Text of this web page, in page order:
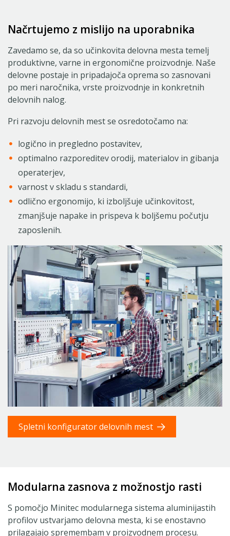
Načrtujemo z mislijo na uporabnika
Zavedamo se, da so učinkovita delovna mesta temelj
produktivne, varne in ergonomične proizvodnje. Naše
delovne postaje in pripadajoča oprema so zasnovani
po meri naročnika, vrste proizvodnje in konkretnih
delovnih nalog.
Pri razvoju delovnih mest se osredotočamo na:
logično in pregledno postavitev,
optimalno razporeditev orodij, materialov in gibanja
operaterjev,
varnost v skladu s standardi,
odlično ergonomijo, ki izboljšuje učinkovitost,
zmanjšuje napake in prispeva k boljšemu počutju
zaposlenih.
Spletni konfigurator delovnih mest
Modularna zasnova z možnostjo rasti
S pomočjo Minitec modularnega sistema aluminijastih
profilov ustvarjamo delovna mesta, ki se enostavno
prilagajajo spremembam v proizvodnem procesu.